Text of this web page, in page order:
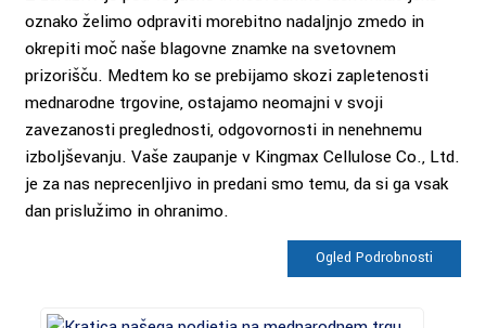
oznako želimo odpraviti morebitno nadaljnjo zmedo in
okrepiti moč naše blagovne znamke na svetovnem
prizorišču. Medtem ko se prebijamo skozi zapletenosti
mednarodne trgovine, ostajamo neomajni v svoji
zavezanosti preglednosti, odgovornosti in nenehnemu
izboljševanju. Vaše zaupanje v Kingmax Cellulose Co., Ltd.
je za nas neprecenljivo in predani smo temu, da si ga vsak
dan prislužimo in ohranimo.
Ogled Podrobnosti